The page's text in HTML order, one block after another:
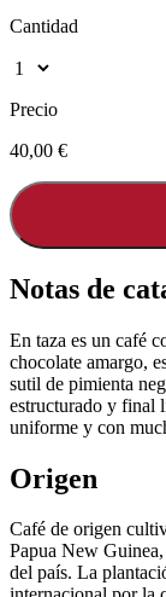
Cantidad
Precio
40,00 €
Notas de
En taza es un café
chocolate amargo,
sutil de pimienta
estructurado y final
uniforme y con
Origen
Café de origen
Papua New Guinea,
del país. La